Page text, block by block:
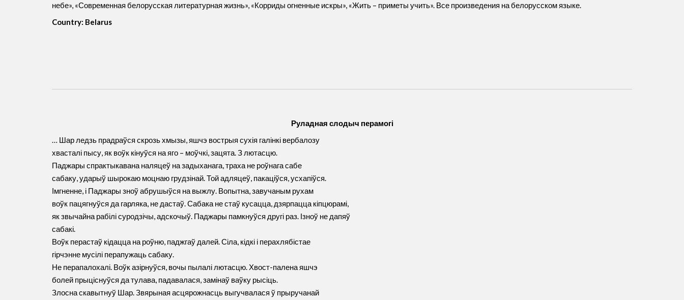
небе», «Современная белорусская литературная жизнь», «Корриды огненные искры», «Жить – приметы учить». Все произведения на белорусском языке.
Country: Belarus
Руладная слодыч перамогі
… Шар ледзь прадраўся скрозь хмызы, яшчэ вострыя сухія галінкі вербалозу
хвасталі пысу, як воўк кінуўся на яго – моўчкі, зацята. З лютасцю.
Паджары спрактыкавана наляцеў на задыханага, траха не роўнага сабе
сабаку, ударыў шырокаю моцнаю грудзінай. Той адляцеў, пакаціўся, усхапіўся.
Імгненне, і Паджары зноў абрушыўся на выжлу. Вопытна, завучаным рухам
воўк пацягнуўся да гарляка, не дастаў. Сабака не стаў кусацца, дзярпацца кіпцюрамі,
як звычайна рабілі суродзічы, адскочыў. Паджары памкнуўся другі раз. Ізноў не дапяў
сабакі.
Воўк перастаў кідацца на роўню, паджгаў далей. Сіла, кідкі і перахлябістае
гірчэнне мусілі перапужаць сабаку.
Не перапалохалі. Воўк азірнуўся, вочы пылалі лютасцю. Хвост-палена яшчэ
болей прыціснуўся да тулава, падавалася, замінаў ваўку рысіць.
Злосна скавытнуў Шар. Звярыная асцярожнасць выгучвалася ў прыручанай